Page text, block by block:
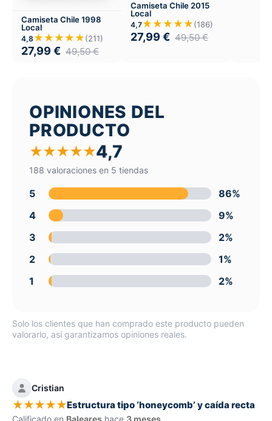
Camiseta Chile 1998
Local
4,8 ★★★★★(211)
27,99 € 49,50€
Camiseta Chile 2015
Local
4,7★★★★★(186)
27,99 € 49,50€
OPINIONES DEL
PRODUCTO
★★★★★4,7
188 valoraciones en 5 tiendas
5
86%
4
9%
3
2%
2
1%
1
2%
Solo los clientes que han comprado este producto pueden
valorarlo, así garantizamos opiniones reales.
Cristian
★★★★★Estructura tipo ‘honeycomb’ y caída recta
Calificado en Baleares hace 3 meses